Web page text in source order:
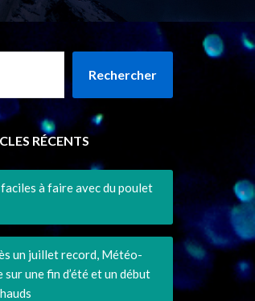
Rechercher
RÉCENTS
à faire avec du poulet
un juillet record, Météo-
sur une fin d’été et un début